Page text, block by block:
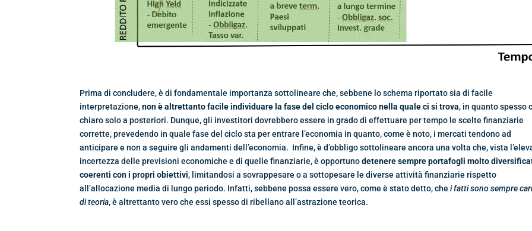
Prima di concludere, è di fondamentale importanza sottolineare che, sebbene lo schema riportato sia di facile
interpretazione,non è altrettanto facile individuare la fase del ciclo economico nella quale ci si trova, in quanto spesso
chiaro solo a posteriori. Dunque, gli investitori dovrebbero essere in grado di effettuare per tempo le scelte finanziarie
corrette, prevedendo in quale fase del ciclo sta per entrare l’economia in quanto, come è noto, i mercati tendono ad
anticipare e non a seguire gli andamenti dell’economia. Infine, è d’obbligo sottolineare ancora una volta che, vista
incertezza delle previsioni economiche e di quelle finanziarie, è opportunodetenere sempre portafogli molto
coerenti con i propri obiettivi, limitandosi a sovrappesare o a sottopesare le diverse attività finanziarie rispetto
all’allocazione media di lungo periodo. Infatti, sebbene possa essere vero, come è stato detto, chei fatti sono sempre
di teoria, è altrettanto vero che essi spesso di ribellano all’astrazione teorica.